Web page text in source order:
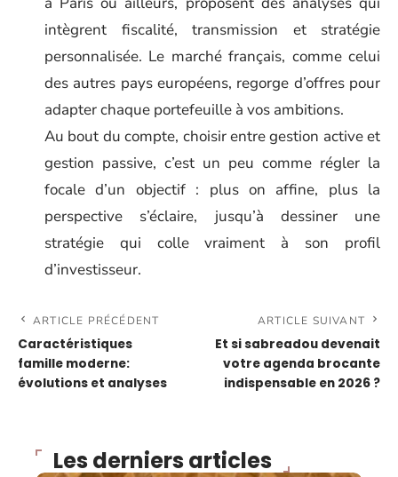
intègrent fiscalité, transmission et stratégie
personnalisée. Le marché français, comme celui
des autres pays européens, regorge d’offres pour
adapter chaque portefeuille à vos ambitions.
Au bout du compte, choisir entre gestion active et
gestion passive, c’est un peu comme régler la
focale d’un objectif : plus on affine, plus la
perspective s’éclaire, jusqu’à dessiner une
stratégie qui colle vraiment à son profil
d’investisseur.
ARTICLE PRÉCÉDENT
Caractéristiques
famille moderne:
évolutions et analyses
ARTICLE SUIVANT
Et si sabreadou devenait
votre agenda brocante
indispensable en 2026 ?
Les derniers articles